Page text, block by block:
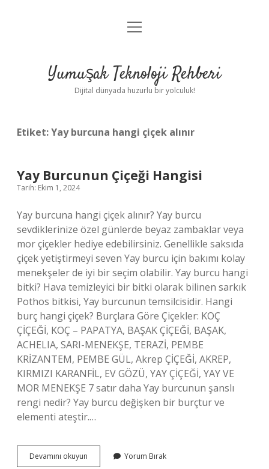
Anasayfa
Yasal Uyarı
menüyü
Yumuşak Teknoloji Rehberi
Dijital dünyada huzurlu bir yolculuk!
Etiket:Yay burcuna hangi çiçek alınır
Yay Burcunun Çiçeği Hangisi
Tarih: Ekim 1, 2024
Yay burcuna hangi çiçek alınır? Yay burcu
sevdiklerinize özel günlerde beyaz zambaklar veya
mor çiçekler hediye edebilirsiniz. Genellikle saksıda
çiçek yetiştirmeyi seven Yay burcu için bakımı kolay
menekşeler de iyi bir seçim olabilir. Yay burcu hangi
bitki? Hava temizleyici bir bitki olarak bilinen sarkık
Pothos bitkisi, Yay burcunun temsilcisidir. Hangi
burç hangi çiçek? Burçlara Göre Çiçekler: KOÇ
ÇİÇEĞİ, KOÇ – PAPATYA, BAŞAK ÇİÇEĞİ, BAŞAK,
ACHELIA, SARI-MENEKŞE, TERAZİ, PEMBE
KRİZANTEM, PEMBE GÜL, Akrep ÇİÇEĞİ, AKREP,
KIRMIZI KARANFİL, EV GÖZÜ, YAY ÇİÇEĞİ, YAY VE
MOR MENEKŞE 7 satır daha Yay burcunun şanslı
rengi nedir? Yay burcu değişken bir burçtur ve
elementi ateştir.…
Devamını okuyun
Burcunun
Yorum Bırak